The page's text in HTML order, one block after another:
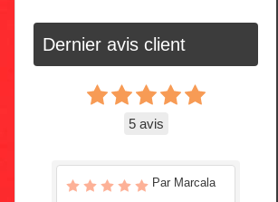
Dernier avis client
5 avis
Par Marcala